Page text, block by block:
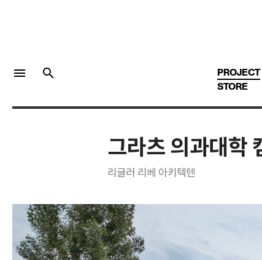
회원가입
Twitter 로그인
menu search PROJECT
STORE
그라츠 의과대학
리글러 리베 아키텍텐